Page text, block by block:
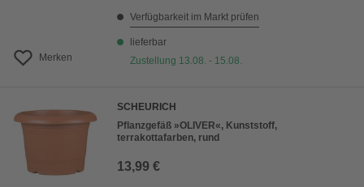
Merken
Verfügbarkeit im Markt prüfen
lieferbar
Zustellung 13.08. - 15.08.
SCHEURICH
Pflanzgefäß »OLIVER«, Kunststoff,
terrakottafarben, rund
13,99 €